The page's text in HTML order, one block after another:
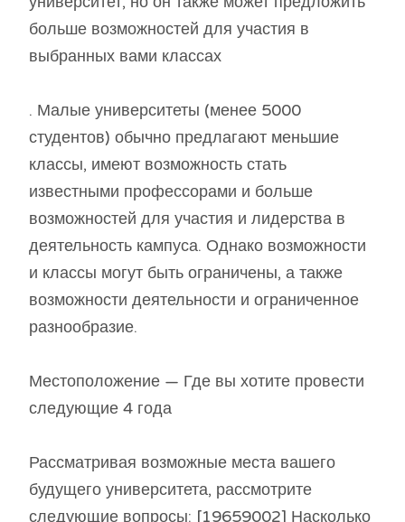
больше возможностей для участия в
выбранных вами классах
. Малые университеты (менее 5000
студентов) обычно предлагают меньшие
классы, имеют возможность стать
известными профессорами и больше
возможностей для участия и лидерства в
деятельность кампуса. Однако возможности
и классы могут быть ограничены, а также
возможности деятельности и ограниченное
разнообразие.
Местоположение — Где вы хотите провести
следующие 4 года
Рассматривая возможные места вашего
будущего университета, рассмотрите
следующие вопросы: [19659002] Насколько